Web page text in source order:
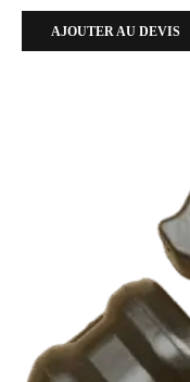
AJOUTER AU DEVIS